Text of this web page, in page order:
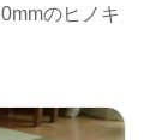
のヒノキ